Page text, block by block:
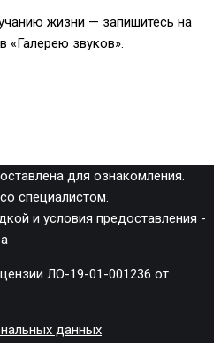
жизни — запишитесь на
«Галерею звуков».
для ознакомления.
специалистом.
и условия предоставления -
ЛО-19-01-001236 от
данных